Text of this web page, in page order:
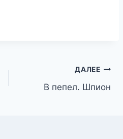
ДАЛЕЕ
В пепел. Шпион